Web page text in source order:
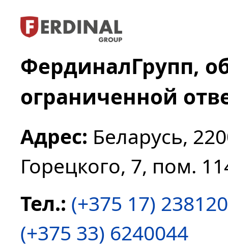
ФердиналГрупп,
ограниченной
Адрес: Беларусь,
Горецкого, 7, пом.
Тел.: (+375 17)
(+375 33) 6240044